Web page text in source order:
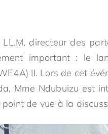
directeur des
important : le
II. Lors de cet
Mme Ndubuizu est
de vue à la